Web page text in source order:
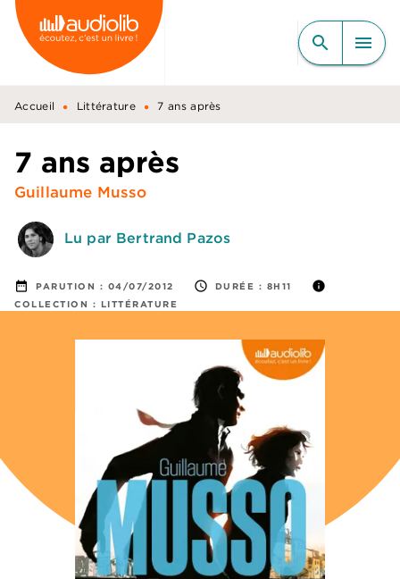
MENU RECHERCHE
CONTENU
PIED DE PAGE
search menu
Accueil • Littérature • 7 ans après
7 ans après
Guillaume Musso
Lu par Bertrand Pazos
date_range PARUTION : 04/07/2012 access_time DURÉE : 8H11 info
COLLECTION : LITTÉRATURE